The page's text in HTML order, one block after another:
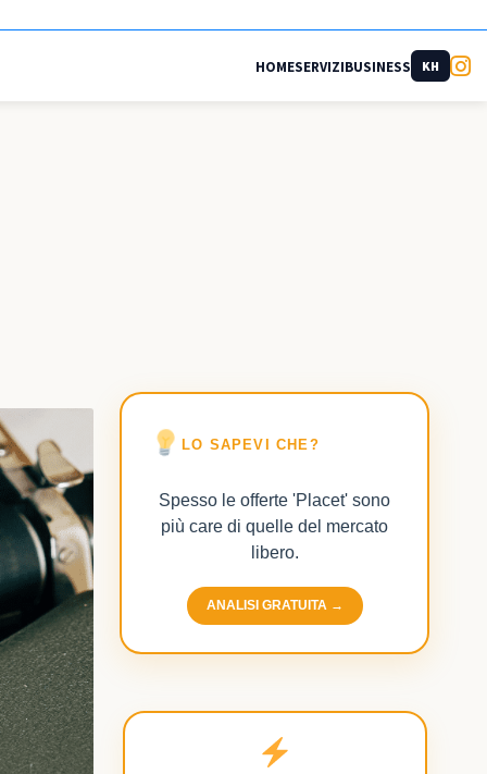
HOMESERVIZIBUSINESS KH
LO SAPEVI CHE?
Spesso le offerte 'Placet' sono
più care di quelle del mercato
libero.
ANALISI GRATUITA →